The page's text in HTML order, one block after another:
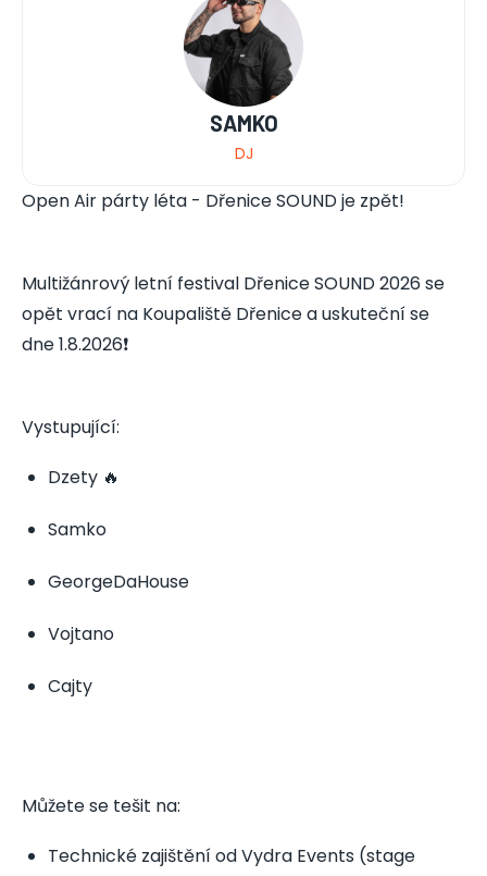
SAMKO
DJ
Open Air párty léta - Dřenice SOUND je zpět!
Multižánrový letní festival Dřenice SOUND 2026 se
opět vrací na Koupaliště Dřenice a uskuteční se
dne 1.8.2026❗️
Vystupující:
Dzety 🔥
Samko
GeorgeDaHouse
Vojtano
Cajty
Můžete se tešit na:
Technické zajištění od Vydra Events (stage